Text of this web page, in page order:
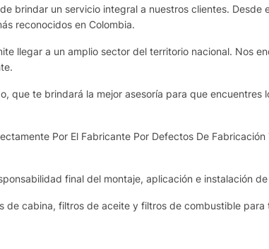
brindar un servicio integral a nuestros clientes.
reconocidos en Colombia.
llegar a un amplio sector del territorio nacional. Nos
que te brindará la mejor asesoría para que
Por El Fabricante Por Defectos De
final del montaje, aplicación e instalación
de cabina, filtros de aceite y filtros de combustible para